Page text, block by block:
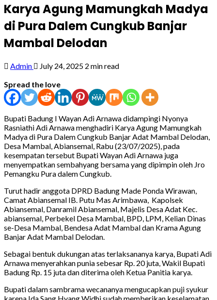
Karya Agung Mamungkah Madya
di Pura Dalem Cungkub Banjar
Mambal Delodan
Admin July 24, 2025 2 min read
Spread the love
Bupati Badung I Wayan Adi Arnawa didampingi Nyonya
Rasniathi Adi Arnawa menghadiri Karya Agung Mamungkah
Madya di Pura Dalem Cungkub Banjar Adat Mambal Delodan,
Desa Mambal, Abiansemal, Rabu (23/07/2025), pada
kesempatan tersebut Bupati Wayan Adi Arnawa juga
menyempatkan sembahyang bersama yang dipimpin oleh Jro
Pemangku Pura dalem Cungkub.
Turut hadir anggota DPRD Badung Made Ponda Wirawan,
Camat Abiansemal IB. Putu Mas Arimbawa, Kapolsek
Abiansemal, Danramil Abiansemal, Majelis Desa Adat Kec.
abiansemal, Perbekel Desa Mambal, BPD, LPM, Kelian Dinas
se-Desa Mambal, Bendesa Adat Mambal dan Krama Agung
Banjar Adat Mambal Delodan.
Sebagai bentuk dukungan atas terlaksananya karya, Bupati Adi
Arnawa menyerahkan punia sebesar Rp. 20 juta, Wakil Bupati
Badung Rp. 15 juta dan diterima oleh Ketua Panitia karya.
Bupati dalam sambrama wecananya mengucapkan puji syukur